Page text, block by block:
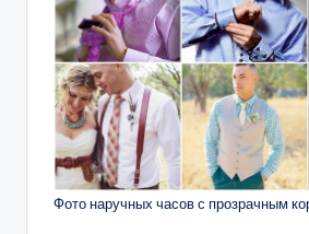
Фото наручных часов с прозрачным